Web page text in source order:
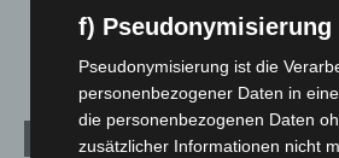
Archiv
f) Pseudonymisierung
Pseudonymisierung ist die
personenbezogener Daten in
die personenbezogenen Daten
zusätzlicher Informationen nicht